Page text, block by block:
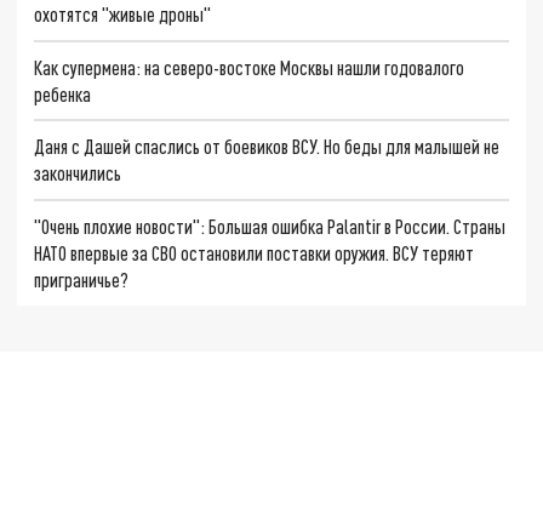
охотятся "живые дроны"
Как супермена: на северо-востоке Москвы нашли годовалого
ребенка
Даня с Дашей спаслись от боевиков ВСУ. Но беды для малышей не
закончились
"Очень плохие новости": Большая ошибка Palantir в России. Страны
НАТО впервые за СВО остановили поставки оружия. ВСУ теряют
приграничье?